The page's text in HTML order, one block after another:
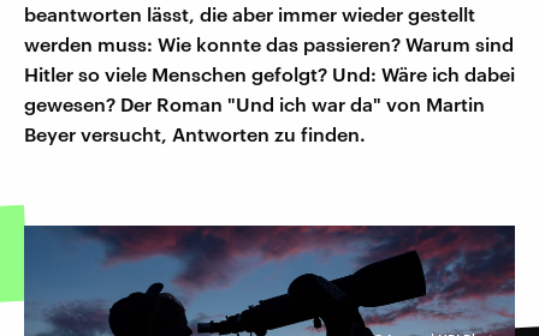
beantworten lässt, die aber immer wieder gestellt
werden muss: Wie konnte das passieren? Warum sind
Hitler so viele Menschen gefolgt? Und: Wäre ich dabei
gewesen? Der Roman "Und ich war da" von Martin
Beyer versucht, Antworten zu finden.